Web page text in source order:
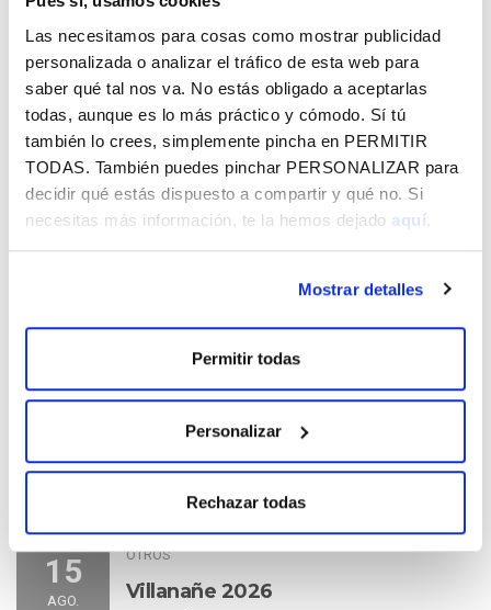
Las necesitamos para cosas como mostrar publicidad
personalizada o analizar el tráfico de esta web para
saber qué tal nos va. No estás obligado a aceptarlas
todas, aunque es lo más práctico y cómodo. Sí tú
también lo crees, simplemente pincha en PERMITIR
TODAS. También puedes pinchar PERSONALIZAR para
decidir qué estás dispuesto a compartir y qué no. Si
necesitas más información, te la hemos dejado aquí.
Mostrar detalles
Permitir todas
Personalizar
Rechazar todas
8
AGO. Labastida 2026
LABASTIDA
8 DE AGOSTO DE 2026
14
14 DE AGOSTO DE 2026
14 OTROS
Leza 2026
LEZA
15
AGO.
OTROS
Villanañe 2026